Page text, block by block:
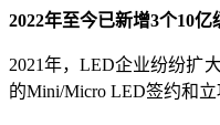
2022年至今已新增3个10
2021年，LED企业纷纷扩
的Mini/Micro LED签约和立